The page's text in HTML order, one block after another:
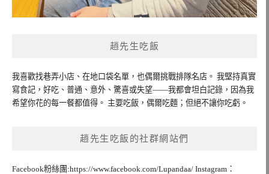
趙先生吃飯
我喜歡找巷弄小店、在地口袋名單，也偶爾挑戰排隊名店。 我堅持真實
寫食記，好吃、普通、意外、驚喜或失望——我都會坦白記錄，因為我
希望你花的每一餐都值得。 主要吃飯，偶爾吃麵；但絕不讓你吃虧。
趙先生吃飯的社群網站們
Facebook粉絲團:https://www.facebook.com/Lupandaa/ Instagram：